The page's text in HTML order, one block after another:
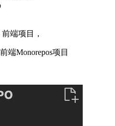
端项目，
端Monorepos项目